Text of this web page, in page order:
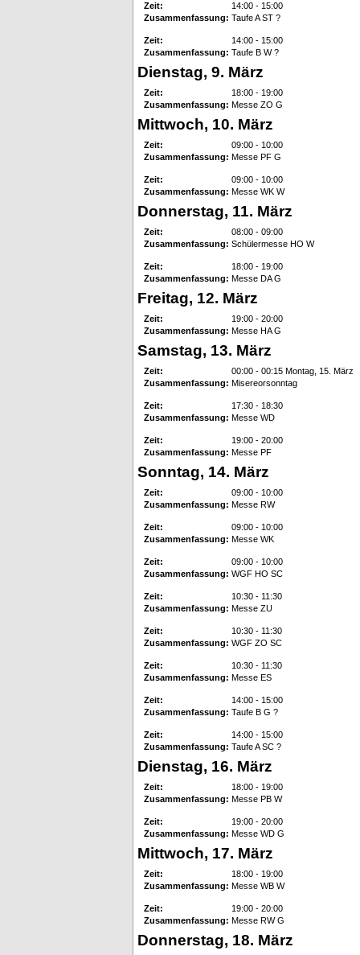
Zeit:
14:00 - 15:00
Zusammenfassung: Taufe A ST ?
Zeit:
14:00 - 15:00
Zusammenfassung: Taufe B W ?
Dienstag, 9. März
Zeit:
18:00 - 19:00
Zusammenfassung: Messe ZO G
Mittwoch, 10. März
Zeit:
09:00 - 10:00
Zusammenfassung: Messe PF G
Zeit:
09:00 - 10:00
Zusammenfassung: Messe WK W
Donnerstag, 11. März
Zeit:
08:00 - 09:00
Zusammenfassung: Schülermesse HO W
Zeit:
18:00 - 19:00
Zusammenfassung: Messe DA G
Freitag, 12. März
Zeit:
19:00 - 20:00
Zusammenfassung: Messe HA G
Samstag, 13. März
Zeit:
00:00 - 00:15 Montag, 15. März
Zusammenfassung: Misereorsonntag
Zeit:
17:30 - 18:30
Zusammenfassung: Messe WD
Zeit:
19:00 - 20:00
Zusammenfassung: Messe PF
Sonntag, 14. März
Zeit:
09:00 - 10:00
Zusammenfassung: Messe RW
Zeit:
09:00 - 10:00
Zusammenfassung: Messe WK
Zeit:
09:00 - 10:00
Zusammenfassung: WGF HO SC
Zeit:
10:30 - 11:30
Zusammenfassung: Messe ZU
Zeit:
10:30 - 11:30
Zusammenfassung: WGF ZO SC
Zeit:
10:30 - 11:30
Zusammenfassung: Messe ES
Zeit:
14:00 - 15:00
Zusammenfassung: Taufe B G ?
Zeit:
14:00 - 15:00
Zusammenfassung: Taufe A SC ?
Dienstag, 16. März
Zeit:
18:00 - 19:00
Zusammenfassung: Messe PB W
Zeit:
19:00 - 20:00
Zusammenfassung: Messe WD G
Mittwoch, 17. März
Zeit:
18:00 - 19:00
Zusammenfassung: Messe WB W
Zeit:
19:00 - 20:00
Zusammenfassung: Messe RW G
Donnerstag, 18. März